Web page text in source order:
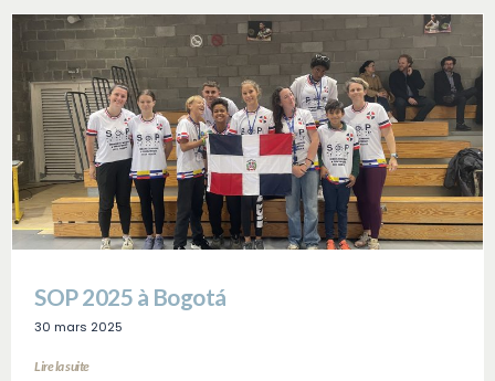
SOP 2025 à Bogotá
30 mars 2025
Lire la suite